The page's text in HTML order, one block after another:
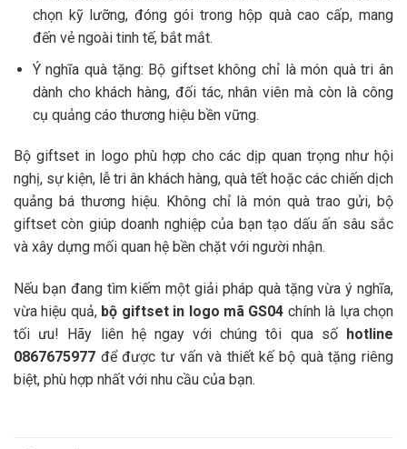
chọn kỹ lưỡng, đóng gói trong hộp quà cao cấp, mang
đến vẻ ngoài tinh tế, bắt mắt.
Ý nghĩa quà tặng: Bộ giftset không chỉ là món quà tri ân
dành cho khách hàng, đối tác, nhân viên mà còn là công
cụ quảng cáo thương hiệu bền vững.
Bộ giftset in logo phù hợp cho các dịp quan trọng như hội
nghị, sự kiện, lễ tri ân khách hàng, quà tết hoặc các chiến dịch
quảng bá thương hiệu. Không chỉ là món quà trao gửi, bộ
giftset còn giúp doanh nghiệp của bạn tạo dấu ấn sâu sắc
và xây dựng mối quan hệ bền chặt với người nhận.
Nếu bạn đang tìm kiếm một giải pháp quà tặng vừa ý nghĩa,
vừa hiệu quả, bộ giftset in logo mã GS04 chính là lựa chọn
tối ưu! Hãy liên hệ ngay với chúng tôi qua số
hotline
0867675977 để được tư vấn và thiết kế bộ quà tặng riêng
biệt, phù hợp nhất với nhu cầu của bạn.